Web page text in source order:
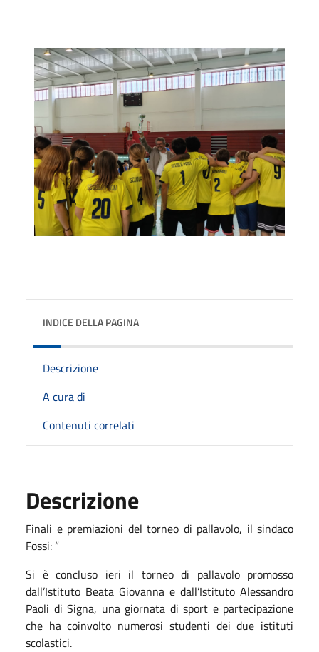
INDICE DELLA PAGINA
Descrizione
A cura di
Contenuti correlati
Descrizione
Finali e premiazioni del torneo di pallavolo, il sindaco
Fossi: “
Si è concluso ieri il torneo di pallavolo promosso
dall’Istituto Beata Giovanna e dall’Istituto Alessandro
Paoli di Signa, una giornata di sport e partecipazione
che ha coinvolto numerosi studenti dei due istituti
scolastici.